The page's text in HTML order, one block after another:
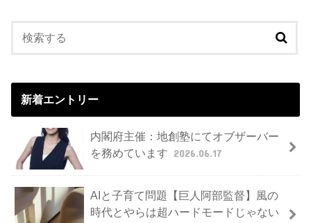
新着エントリー
内閣府主催：地創塾にてオブザーバー
を務めています 2026.06.17
AIと子育て問題【巨人阿部監督】風の
時代とやらは超ハードモードじゃない